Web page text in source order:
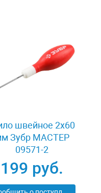
швейное 2x60
Зубр МАСТЕР
09571-2
199 руб.